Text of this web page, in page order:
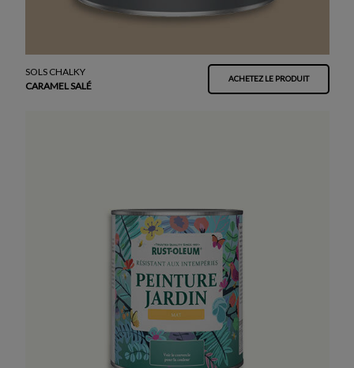
SOLS CHALKY
CARAMEL SALÉ
ACHETEZ LE PRODUIT